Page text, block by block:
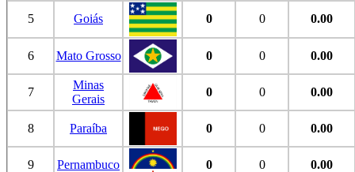
5 Goiás 0 0 0.00
6 Mato Grosso 0 0 0.00
7
Minas
Gerais
0 0 0.00
8 Paraíba 0 0 0.00
9 Pernambuco 0 0 0.00